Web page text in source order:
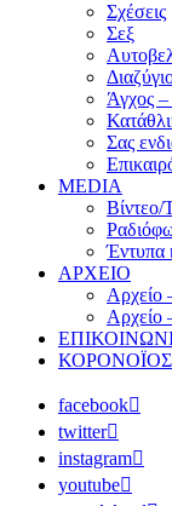
Σχέσεις
Σεξ
Άγχος –
Σας
MEDIA
Βίντεο/
Έντυπα
ΑΡΧΕΙΟ
Αρχείο
Αρχείο
ΚΟΡΟΝΟΪΟΣ
facebook
twitter
instagram
youtube